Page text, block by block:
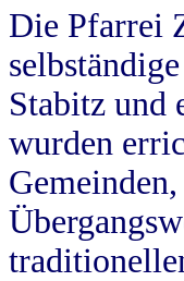
Die Pfarrei
Stabitz und
wurden